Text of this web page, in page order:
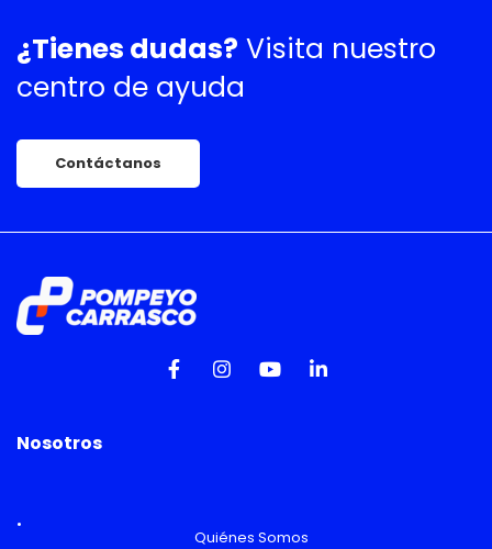
¿Tienes dudas? Visita nuestro
centro de ayuda
Contáctanos
Nosotros
Quiénes Somos